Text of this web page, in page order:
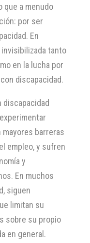
que a menudo
por ser
En
tanto
en la lucha por
discapacidad.
discapacidad
barreras
empleo, y sufren
y
En muchos
siguen
limitan su
sobre su propio
en general.